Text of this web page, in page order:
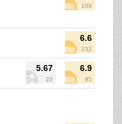
168
6.6
232
5.67
20
6.9
95